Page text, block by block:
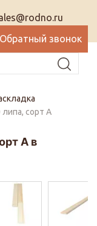
Обратный звонок
сорт А
А в